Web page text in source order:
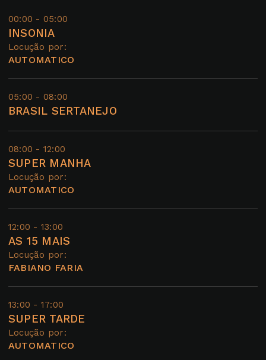
00:00 - 05:00
INSONIA
Locução por:
AUTOMATICO
05:00 - 08:00
BRASIL SERTANEJO
08:00 - 12:00
SUPER MANHA
Locução por:
AUTOMATICO
12:00 - 13:00
AS 15 MAIS
Locução por:
FABIANO FARIA
13:00 - 17:00
SUPER TARDE
Locução por:
AUTOMATICO